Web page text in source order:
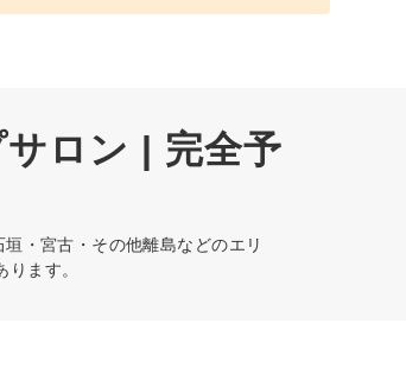
ロン | 完全予
・宮古・その他離島などのエリ
ます。